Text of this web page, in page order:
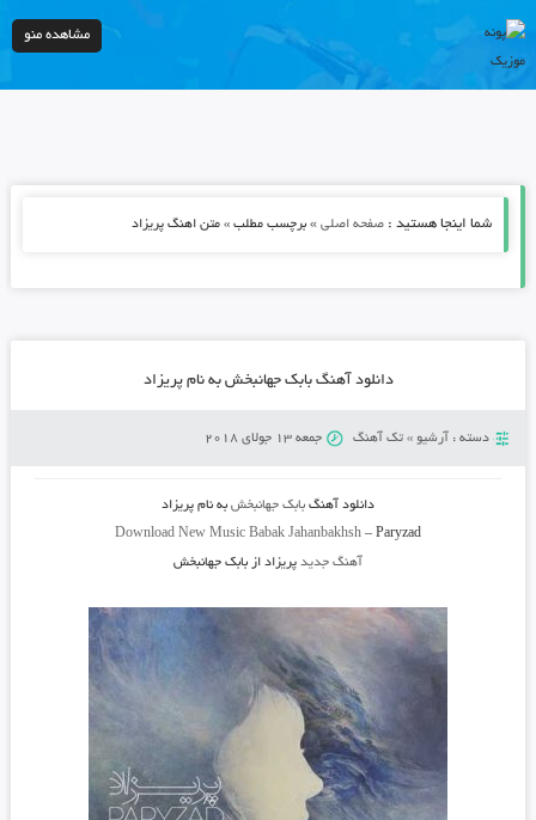
مشاهده منو
شما اینجا هستید : صفحه اصلی» برچسب مطلب » متن اهنگ پریزاد
دانلود آهنگ بابک جهانبخش به نام پریزاد
دسته : آرشیو » تک آهنگ جمعه 13 جولای 2018
دانلود آهنگ بابک جهانبخشبه نام پریزاد
Download New Music Babak Jahanbakhsh –Paryzad
آهنگ جدید پریزاداز بابک جهانبخش